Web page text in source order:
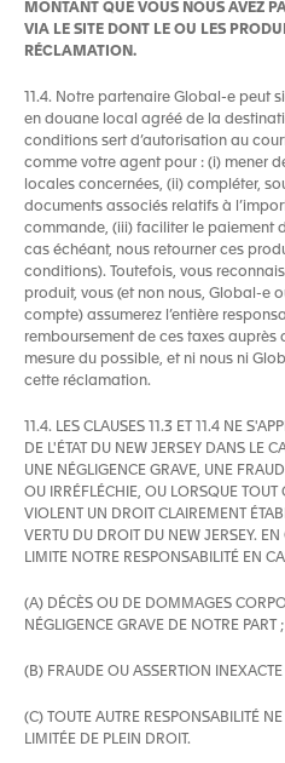
MONTANT QUE VOUS NOUS AVEZ
VIA LE SITE DONT LE OU LES
RÉCLAMATION.
11.4. Notre partenaire Global-e peut
en douane local agréé de la
conditions sert d’autorisation au
comme votre agent pour : (i) mener
locales concernées, (ii) compléter,
documents associés relatifs à
commande, (iii) faciliter le paiement
cas échéant, nous retourner ces
conditions). Toutefois, vous
produit, vous (et non nous, Global-e
compte) assumerez l’entière
remboursement de ces taxes auprès
mesure du possible, et ni nous ni
cette réclamation.
11.4. LES CLAUSES 11.3 ET 11.4 NE
DE L'ÉTAT DU NEW JERSEY DANS LE
UNE NÉGLIGENCE GRAVE, UNE
OU IRRÉFLÉCHIE, OU LORSQUE TOUT
VIOLENT UN DROIT CLAIREMENT
VERTU DU DROIT DU NEW JERSEY.
LIMITE NOTRE RESPONSABILITÉ EN
(A) DÉCÈS OU DE DOMMAGES
NÉGLIGENCE GRAVE DE NOTRE PART ;
(B) FRAUDE OU ASSERTION
(C) TOUTE AUTRE RESPONSABILITÉ
LIMITÉE DE PLEIN DROIT.